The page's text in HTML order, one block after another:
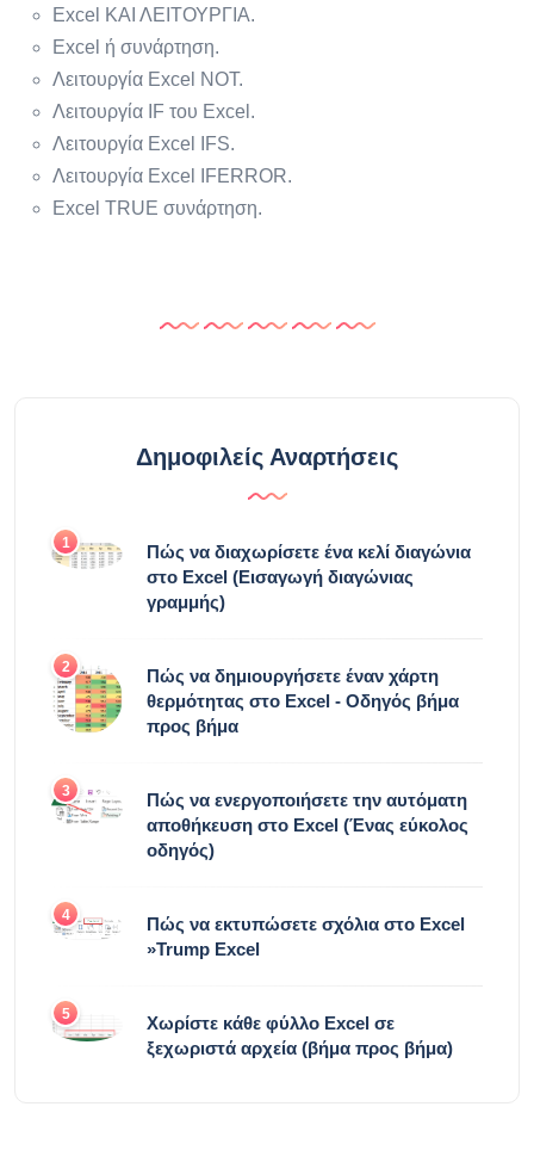
Excel ΚΑΙ ΛΕΙΤΟΥΡΓΙΑ.
Excel ή συνάρτηση.
Λειτουργία Excel NOT.
Λειτουργία IF του Excel.
Λειτουργία Excel IFS.
Λειτουργία Excel IFERROR.
Excel TRUE συνάρτηση.
Δημοφιλείς Αναρτήσεις
1
Πώς να διαχωρίσετε ένα κελί διαγώνια
στο Excel (Εισαγωγή διαγώνιας
γραμμής)
2
Πώς να δημιουργήσετε έναν χάρτη
θερμότητας στο Excel - Οδηγός βήμα
προς βήμα
3
Πώς να ενεργοποιήσετε την αυτόματη
αποθήκευση στο Excel (Ένας εύκολος
οδηγός)
4
Πώς να εκτυπώσετε σχόλια στο Excel
»Trump Excel
5
Χωρίστε κάθε φύλλο Excel σε
ξεχωριστά αρχεία (βήμα προς βήμα)